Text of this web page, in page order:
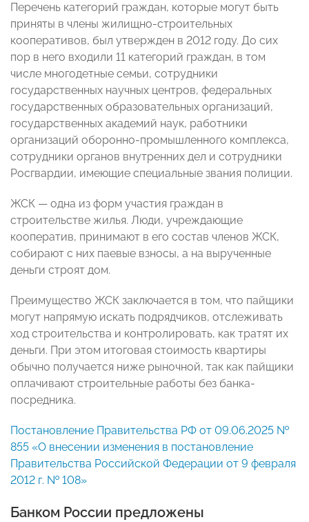
Перечень категорий граждан, которые могут быть
приняты в члены жилищно-строительных
кооперативов, был утвержден в 2012 году. До сих
пор в него входили 11 категорий граждан, в том
числе многодетные семьи, сотрудники
государственных научных центров, федеральных
государственных образовательных организаций,
государственных академий наук, работники
организаций оборонно-промышленного комплекса,
сотрудники органов внутренних дел и сотрудники
Росгвардии, имеющие специальные звания полиции.
ЖСК — одна из форм участия граждан в
строительстве жилья. Люди, учреждающие
кооператив, принимают в его состав членов ЖСК,
собирают с них паевые взносы, а на вырученные
деньги строят дом.
Преимущество ЖСК заключается в том, что пайщики
могут напрямую искать подрядчиков, отслеживать
ход строительства и контролировать, как тратят их
деньги. При этом итоговая стоимость квартиры
обычно получается ниже рыночной, так как пайщики
оплачивают строительные работы без банка-
посредника.
Постановление Правительства РФ от 09.06.2025 №
855 «О внесении изменения в постановление
Правительства Российской Федерации от 9 февраля
2012 г. № 108»
Банком России предложены